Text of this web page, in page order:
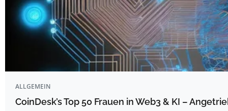
ALLGEMEIN
CoinDesk’s Top 50 Frauen in Web3 & KI –